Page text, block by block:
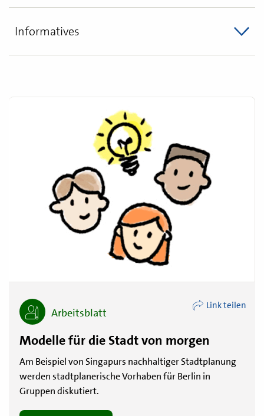
Informatives
Arbeitsblatt
Link teilen
Modelle für die Stadt von morgen
Am Beispiel von Singapurs nachhaltiger Stadtplanung
werden stadtplanerische Vorhaben für Berlin in
Gruppen diskutiert.